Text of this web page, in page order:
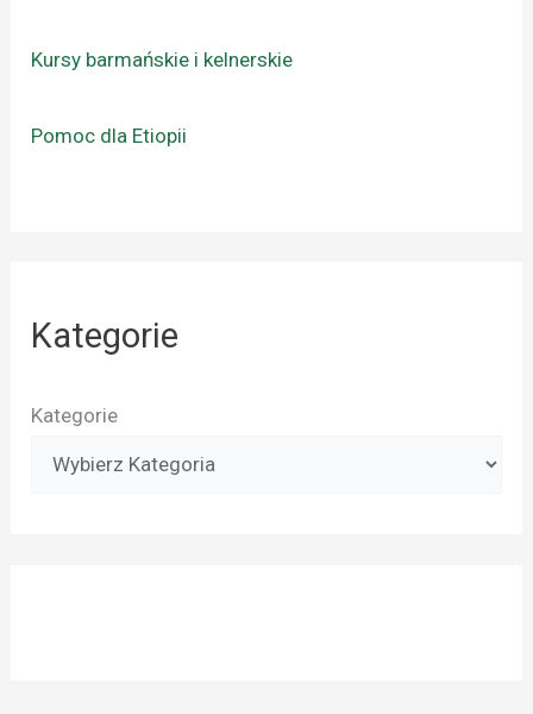
Kursy barmańskie i kelnerskie
Pomoc dla Etiopii
Kategorie
Kategorie